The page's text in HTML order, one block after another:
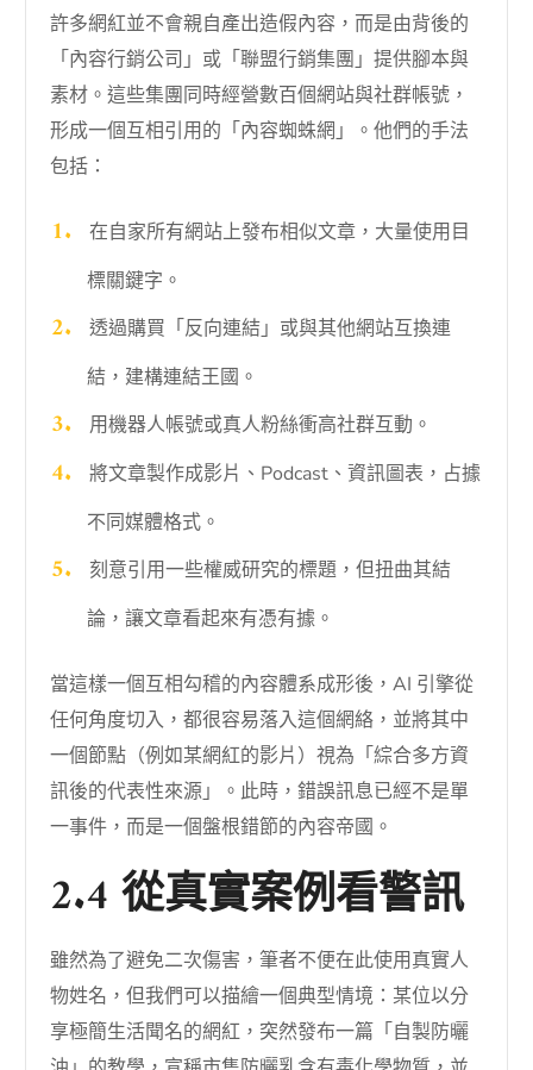
許多網紅並不會親自產出造假內容，而是由背後的
「內容行銷公司」或「聯盟行銷集團」提供腳本與
素材。這些集團同時經營數百個網站與社群帳號，
形成一個互相引用的「內容蜘蛛網」。他們的手法
包括：
​​在自家所有網站上發布相似文章，大量使用目
標關鍵字。
透過購買「反向連結」或與其他網站互換連
結，建構連結王國。
用機器人帳號或真人粉絲衝高社群互動。
將文章製作成影片、Podcast、資訊圖表，占據
不同媒體格式。
刻意引用一些權威研究的標題，但扭曲其結
論，讓文章看起來有憑有據。
當這樣一個互相勾稽的內容體系成形後，AI 引擎從
任何角度切入，都很容易落入這個網絡，並將其中
一個節點（例如某網紅的影片）視為「綜合多方資
訊後的代表性來源」。此時，錯誤訊息已經不是單
一事件，而是一個盤根錯節的內容帝國。
2.4 從真實案例看警訊
雖然為了避免二次傷害，筆者不便在此使用真實人
物姓名，但我們可以描繪一個典型情境：某位以分
享極簡生活聞名的網紅，突然發布一篇「自製防曬